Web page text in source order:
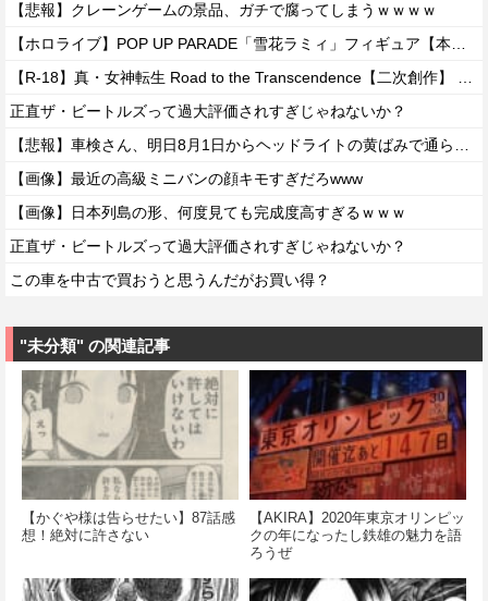
【悲報】クレーンゲームの景品、ガチで腐ってしまうｗｗｗｗ
正直ザ・ビートルズって過大評価されすぎじゃねないか？
【画像】最近の高級ミニバンの顔キモすぎだろwww
【画像】日本列島の形、何度見ても完成度高すぎるｗｗｗ
正直ザ・ビートルズって過大評価されすぎじゃねないか？
この車を中古で買おうと思うんだがお買い得？
"未分類" の関連記事
【かぐや様は告らせたい】87話感
想！絶対に許さない
【AKIRA】2020年東京オリンピッ
クの年になったし鉄雄の魅力を語
ろうぜ